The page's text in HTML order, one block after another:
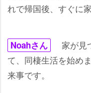
れで帰国後、すぐに
Noahさん
家が見
て、同棲生活を始め
来事です。